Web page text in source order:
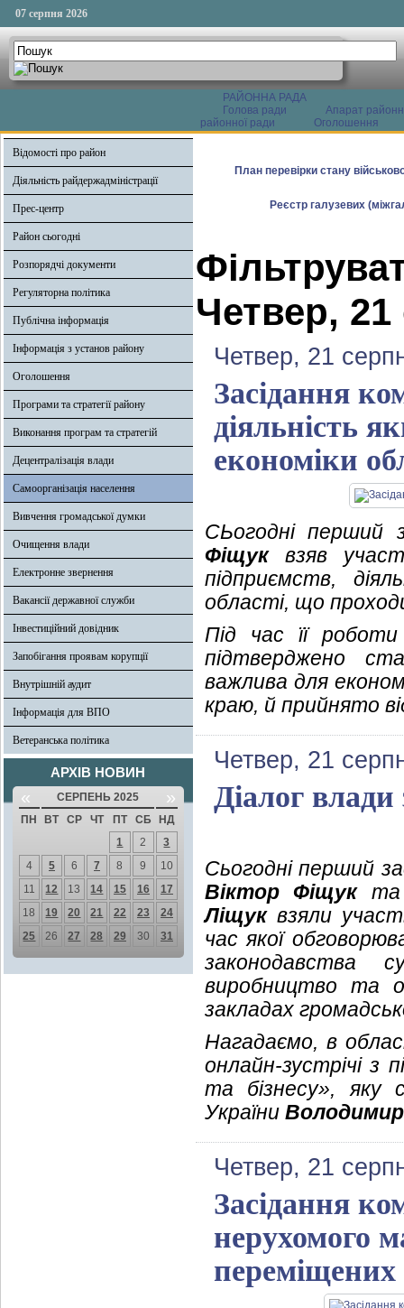
07 серпня 2026
РАЙОННА РАДА
Голова ради
Апарат
районної ради
Оголошення
Відомості про район
Діяльність райдержадміністрації
Прес-центр
Район сьогодні
Розпорядчі документи
Регуляторна політика
Публічна інформація
Інформація з установ району
Оголошення
Програми та стратегії району
Виконання програм та стратегій
Децентралізація влади
Самоорганізація населення
Вивчення громадської думки
Очищення влади
Електронне звернення
Вакансії державної служби
Інвестиційний довідник
Запобігання проявам корупції
Внутрішній аудит
Інформація для ВПО
Ветеранська політика
АРХІВ НОВИН
« СЕРПЕНЬ 2025 »
ПН ВТ СР ЧТ ПТ СБ
НД
1
2
3
4
5 6 7 8 9
10
11
12 13 14 15 16
17
18
19 20 21 22 23
24
25
26 27 28 29 30 31
План перевірки стану
Реєстр галузевих
Четвер, 21
Четвер, 21
Засідання
діяльність
економіки
СЬогодні перший
Фіщуквзяв
підприємств,
області, що
Під час її
підтверджено
важлива для
краю, й прийнято
Четвер, 21
Діалог влади
Сьогодні перший
Віктор Фіщукта
Ліщуквзяли
час якої
законодавства
виробництво та
закладах
Нагадаємо, в
онлайн-зустрічі з
та бізнесу», яку
України
Четвер, 21
Засідання
нерухомого
переміщених